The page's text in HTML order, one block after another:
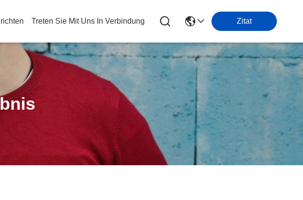
Treten Sie Mit Uns In Verbindung Zitat